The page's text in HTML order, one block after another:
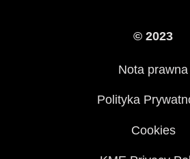
© 2023
Nota prawna
Polityka
Cookies